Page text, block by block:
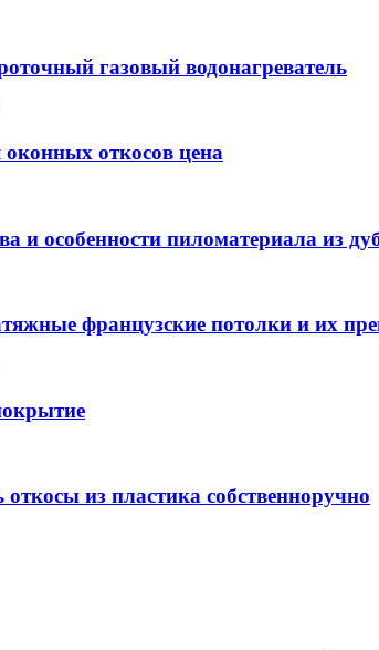
газовый водонагреватель
откосов цена
и особенности пиломатериала из
французские потолки и их
откосы из пластика собственноручно